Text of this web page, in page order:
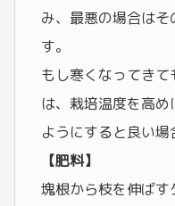
み、最悪の場合は
す。
もし寒くなってき
は、栽培温度を高
ようにすると良い場
【肥料】
塊根から枝を伸ばす